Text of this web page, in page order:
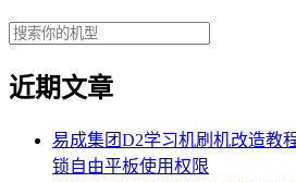
近期文章
易成集团D2学习机刷机改造教
锁自由平板使用权限